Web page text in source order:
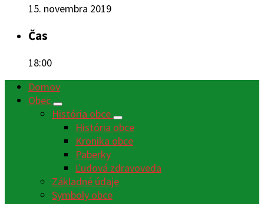
15. novembra 2019
Čas
18:00
Domov
Obec
História obce
História obce
Kronika obce
Paberky
Ľudová zdravoveda
Základné údaje
Symboly obce